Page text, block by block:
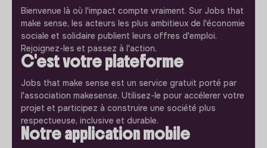
Bienvenue là où l'impact compte vraiment. Sur Jobs that
make sense, les acteurs les plus ambitieux de l'économie
sociale et solidaire publient leurs offres d'emploi.
Rejoignez-les et passez à l'action.
C'est votre plateforme
Jobs that make sense est un service gratuit porté par
l'association makesense. Utilisez-le pour accélerer votre
projet et participez à construire une société plus
respectueuse, inclusive et durable.
Notre application mobile